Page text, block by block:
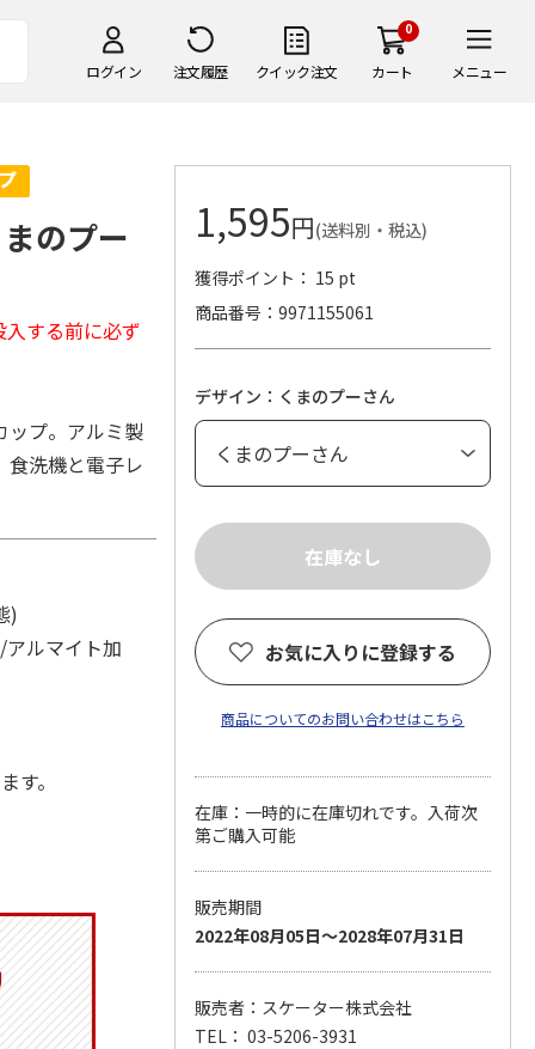
ログイン 注文履歴 クイック注文
0
カート メニュー
のプー
する前に必ず
ップ。アルミ製
食洗機と電子レ
)
ルマイト加
す。
1,595円(送料別・税込)
獲得ポイント： 15 pt
商品番号
9971155061
デザイン：くまのプーさん
お気に入りに登録する
商品についてのお問い合わせはこちら
在庫：一時的に在庫切れです。入荷次
第ご購入可能
販売期間
2022年08月05日～2028年07月31日
販売者：スケーター株式会社
TEL： 03-5206-3931